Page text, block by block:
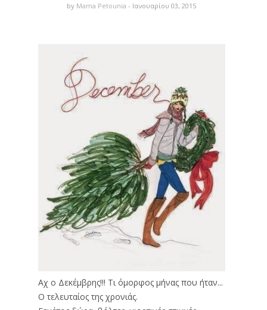
by Mama Petounia- Ιανουαρίου 03, 2015
Αχ ο Δεκέμβρης!!! Τι όμορφος μήνας που ήταν...
Ο τελευταίος της χρονιάς.